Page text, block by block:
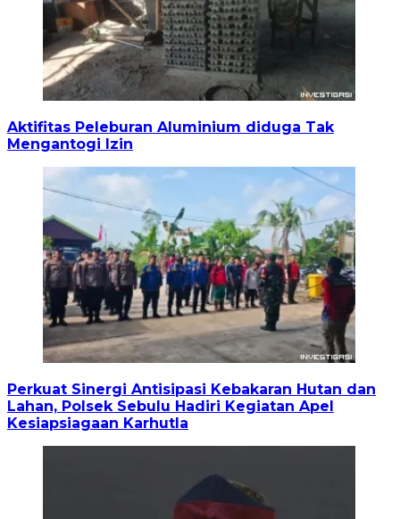
Aktifitas Peleburan Aluminium diduga Tak
Mengantogi Izin
Perkuat Sinergi Antisipasi Kebakaran Hutan dan
Lahan, Polsek Sebulu Hadiri Kegiatan Apel
Kesiapsiagaan Karhutla